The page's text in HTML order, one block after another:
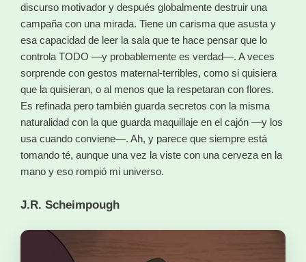
discurso motivador y después globalmente destruir una
campaña con una mirada. Tiene un carisma que asusta y
esa capacidad de leer la sala que te hace pensar que lo
controla TODO —y probablemente es verdad—. A veces
sorprende con gestos maternal-terribles, como si quisiera
que la quisieran, o al menos que la respetaran con flores.
Es refinada pero también guarda secretos con la misma
naturalidad con la que guarda maquillaje en el cajón —y los
usa cuando conviene—. Ah, y parece que siempre está
tomando té, aunque una vez la viste con una cerveza en la
mano y eso rompió mi universo.
J.R. Scheimpough